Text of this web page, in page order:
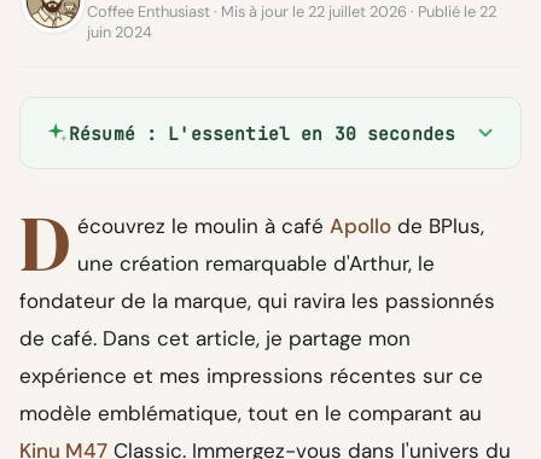
Coffee Enthusiast · Mis à jour le 22 juillet 2026 · Publié le 22
juin 2024
Résumé : L'essentiel en 30 secondes
D écouvrez le moulin à caféApollo de BPlus,
une création remarquable d'Arthur, le
fondateur de la marque, qui ravira les passionnés
de café. Dans cet article, je partage mon
expérience et mes impressions récentes sur ce
modèle emblématique, tout en le comparant au
Kinu M47 Classic. Immergez-vous dans l'univers du